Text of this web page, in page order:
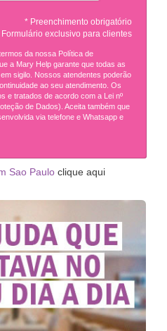
* Preenchimento obrigatório
exclusivo para clientes
da nossa Política de
a Mary Help garante que todas as
sigilo. Nossos atendentes poderão
ao seu atendimento. Os
e tratados de acordo com a Lei nº
de Dados). Aceita também que
via telefone e Whatsapp e
Sao Paulo clique aqui